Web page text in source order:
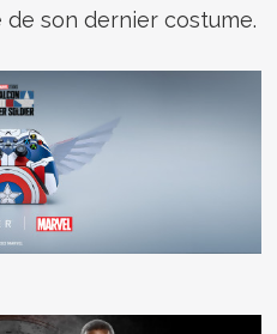
son dernier costume.